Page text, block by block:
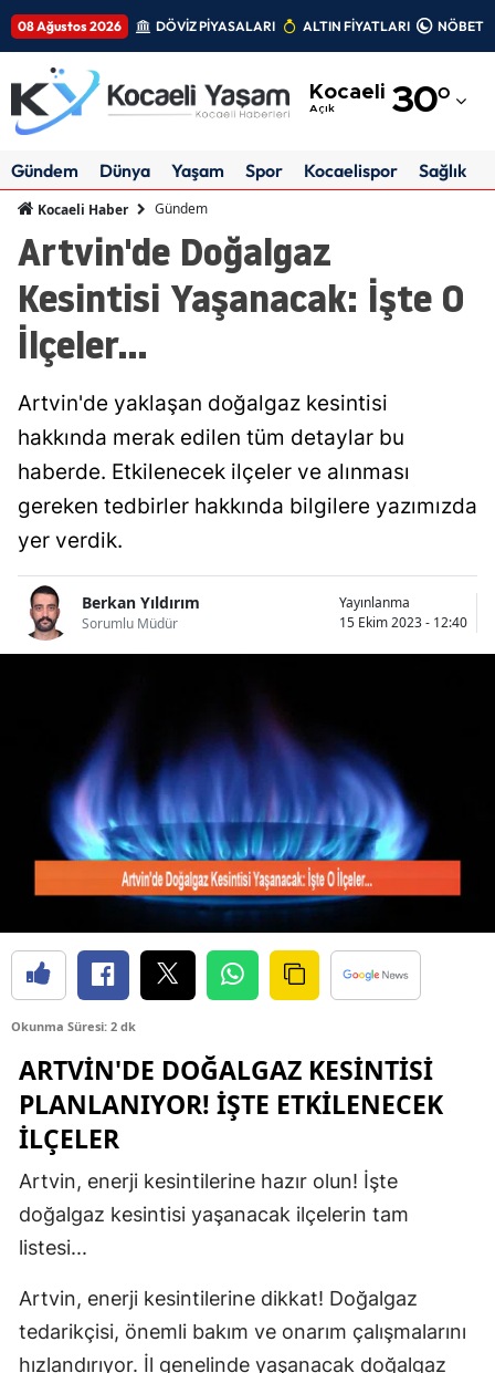
08 Ağustos 2026 DÖVİZ PİYASALARI ALTIN FİYATLARI
Kocaeli
Açık 30°
Adıyaman
Ankara
Aydın
Balıkesir
Bilecik
Bitlis
Bolu
Bursa
Çanakkale
Çankırı
Çorum
Denizli
Diyarbakır
Elazığ
Erzincan
Eskişehir
Giresun
Gümüşhane
Gündem Dünya Yaşam Spor Kocaelispor Sağlık
Kocaeli Haber Gündem
Artvin'de Doğalgaz
Kesintisi Yaşanacak: İşte O
İlçeler...
Artvin'de yaklaşan doğalgaz kesintisi
hakkında merak edilen tüm detaylar bu
haberde. Etkilenecek ilçeler ve alınması
gereken tedbirler hakkında bilgilere yazımızda
yer verdik.
Berkan Yıldırım
Sorumlu Müdür
Yayınlanma
15 Ekim 2023 - 12:40
Okunma Süresi: 2 dk
ARTVIN'DE DOĞALGAZ KESINTISI
PLANLANIYOR! İŞTE ETKILENECEK
İLÇELER
Artvin, enerji kesintilerine hazır olun! İşte
doğalgaz kesintisi yaşanacak ilçelerin tam
listesi...
Artvin, enerji kesintilerine dikkat! Doğalgaz
tedarikçisi, önemli bakım ve onarım çalışmalarını
hızlandırıyor. İl genelinde yaşanacak doğalgaz